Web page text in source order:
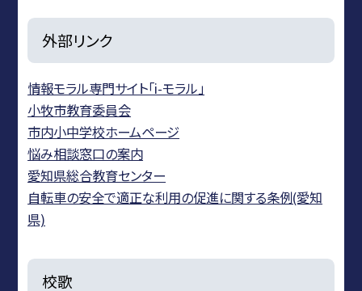
外部リンク
情報モラル専門サイト「i-モラル」
小牧市教育委員会
市内小中学校ホームページ
悩み相談窓口の案内
愛知県総合教育センター
自転車の安全で適正な利用の促進に関する条例(愛知
県)
校歌